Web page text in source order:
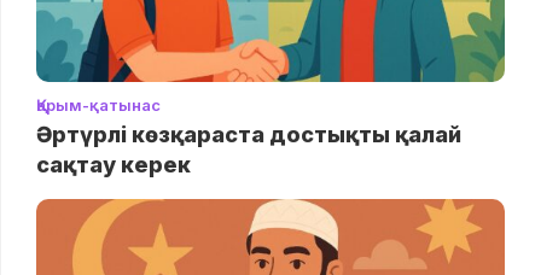
Қарым-қатынас
Әртүрлі көзқараста достықты қалай
сақтау керек